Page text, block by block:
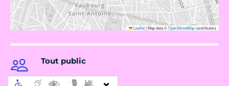
Leaflet|Map data ©OpenStreetMapcontributors
Tout public